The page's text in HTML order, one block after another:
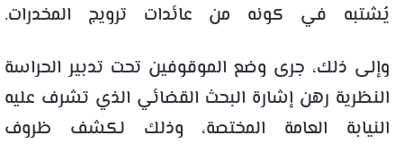
يُشتبه في كونه من عائدات ترويج المخدرات.
وإلى ذلك، جرى وضع الموقوفين تحت تدبير الحراسة
النظرية رهن إشارة البحث القضائي الذي تشرف عليه
النيابة العامة المختصة، وذلك لكشف ظروف